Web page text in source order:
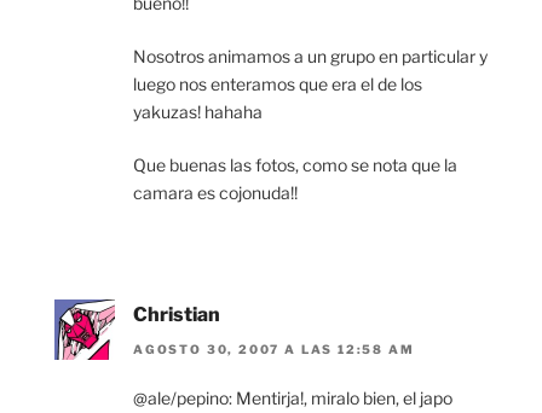
Nosotros animamos a un grupo en particular y
luego nos enteramos que era el de los
yakuzas! hahaha
Que buenas las fotos, como se nota que la
camara es cojonuda!!
Christian
AGOSTO 30, 2007 A LAS 12:58 AM
@ale/pepino: Mentirja!, miralo bien, el japo